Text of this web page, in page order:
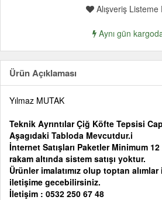
Alışveriş Listeme
Aynı gün
Ürün Açıklaması
Yılmaz MUTAK
Teknik Ayrıntılar Çiğ Köfte Tepsisi
Aşagıdaki Tabloda Mevcutdur.i
İnternet Satışları Paketler Minimum
rakam altında sistem satışı yoktur.
Ürünler imalatımız olup toptan alımlar
iletişime gecebilirsiniz.
İletişim : 0532 250 67 48